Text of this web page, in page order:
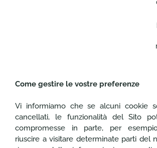
Come gestire le vostre preferenze
Vi informiamo che se alcuni cookie
cancellati, le funzionalità del Sito
compromesse in parte, per
riuscire a visitare determinate parti del